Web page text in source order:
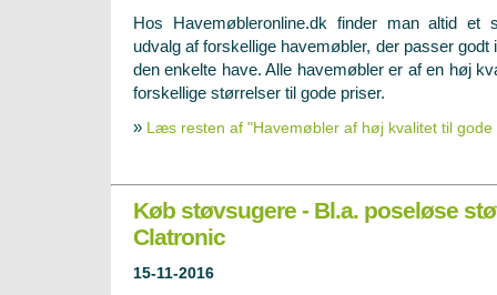
Hos Havemøbleronline.dk finder man altid et
udvalg af forskellige havemøbler, der passer godt
den enkelte have. Alle havemøbler er af en høj
forskellige størrelser til gode priser.
» Læs resten af "Havemøbler af høj kvalitet til gode
Køb støvsugere - Bl.a. poseløse
Clatronic
15-11-2016